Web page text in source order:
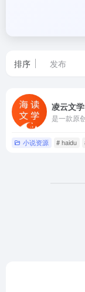
排序 发布
标
签
为
凌云文学
是一款原
小说资源 # haidu